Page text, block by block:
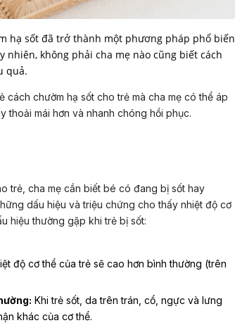
hạ sốt đã trở thành một phương pháp phổ biến
không phải cha mẹ nào cũng biết cách
quả.
cách chườm hạ sốt cho trẻ mà cha mẹ có thể áp
thoải mái hơn và nhanh chóng hồi phục.
trẻ, cha mẹ cần biết bé có đang bị sốt hay
dấu hiệu và triệu chứng cho thấy nhiệt độ cơ
hiệu thường gặp khi trẻ bị sốt:
độ cơ thể của trẻ sẽ cao hơn bình thường (trên
Khi trẻ sốt, da trên trán, cổ, ngực và lưng
khác của cơ thể.